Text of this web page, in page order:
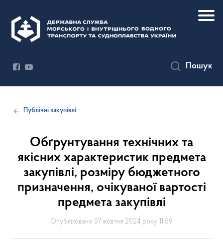
Пошук
Публічні закупівлі
Обґрунтування технічних та
якісних характеристик предмета
закупівлі, розміру бюджетного
призначення, очікуваної вартості
предмета закупівлі
Опубліковано 07 жовтня 2024 року, 11:59